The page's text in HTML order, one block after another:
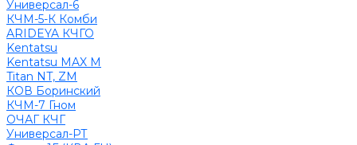
Универсал-6
КЧМ-5-К Комби
ARIDEYA КЧГО
Kentatsu
Kentatsu MAX M
Titan NT, ZM
КОВ Боринский
КЧМ-7 Гном
ОЧАГ КЧГ
Универсал-РТ